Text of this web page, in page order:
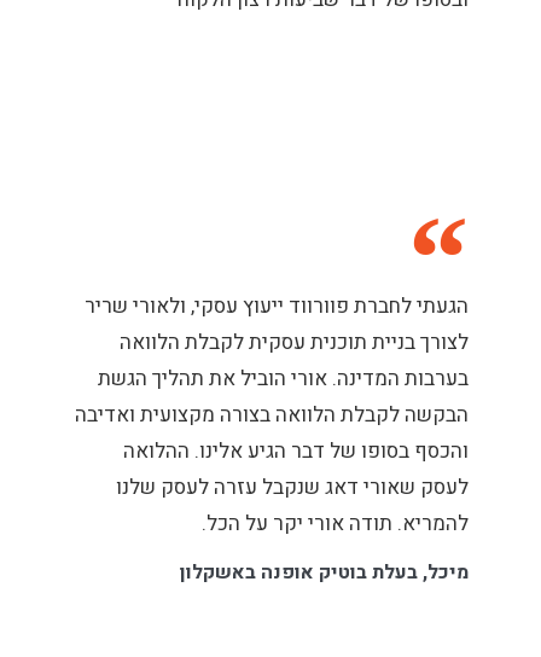
הגעתי לחברת פוורווד ייעוץ עסקי, ולאורי שריר
לצורך בניית תוכנית עסקית לקבלת הלוואה
בערבות המדינה. אורי הוביל את תהליך הגשת
הבקשה לקבלת הלוואה בצורה מקצועית ואדיבה
והכסף בסופו של דבר הגיע אלינו. ההלואה
לעסק שאורי דאג שנקבל עזרה לעסק שלנו
להמריא. תודה אורי יקר על הכל.
מיכל, בעלת בוטיק אופנה באשקלון